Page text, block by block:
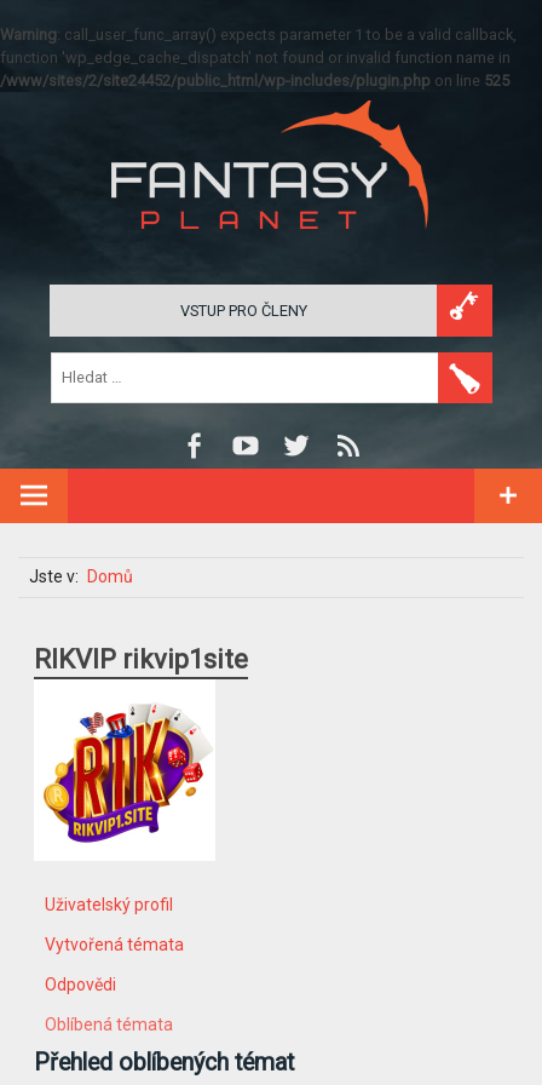
Warning: call_user_func_array() expects parameter 1 to be a valid callback,
function 'wp_edge_cache_dispatch' not found or invalid function name in
/www/sites/2/site24452/public_html/wp-includes/plugin.php on line 525
VSTUP PRO ČLENY
Jste v: Domů
RIKVIP rikvip1site
Uživatelský profil
Vytvořená témata
Odpovědi
Oblíbená témata
Přehled oblíbených témat